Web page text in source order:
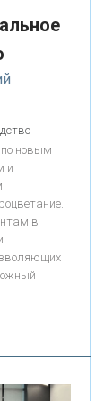
трендов в
советом, это
не бывает
его дал.
когда их
новым
и
в